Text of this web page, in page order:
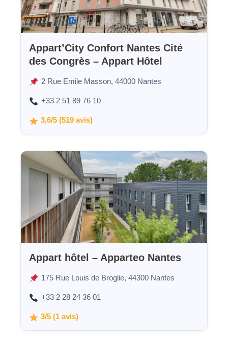
Appart’City Confort Nantes Cité
des Congrès – Appart Hôtel
2 Rue Emile Masson, 44000 Nantes
+33 2 51 89 76 10
3,6/5 (519 avis)
Appart hôtel – Apparteo Nantes
175 Rue Louis de Broglie, 44300 Nantes
+33 2 28 24 36 01
3/5 (1 avis)